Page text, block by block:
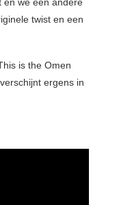
twist en een
is the Omen
ergens in